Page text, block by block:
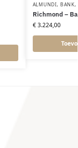
ALMUNDI, BANK,
Richmond –
€3.224,00